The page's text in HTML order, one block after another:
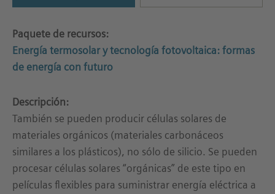
Paquete de recursos:
Energía termosolar y tecnología fotovoltaica: formas
de energía con futuro
Descripción:
También se pueden producir células solares de
materiales orgánicos (materiales carbonáceos
similares a los plásticos), no sólo de silicio. Se pueden
procesar células solares “orgánicas” de este tipo en
películas flexibles para suministrar energía eléctrica a